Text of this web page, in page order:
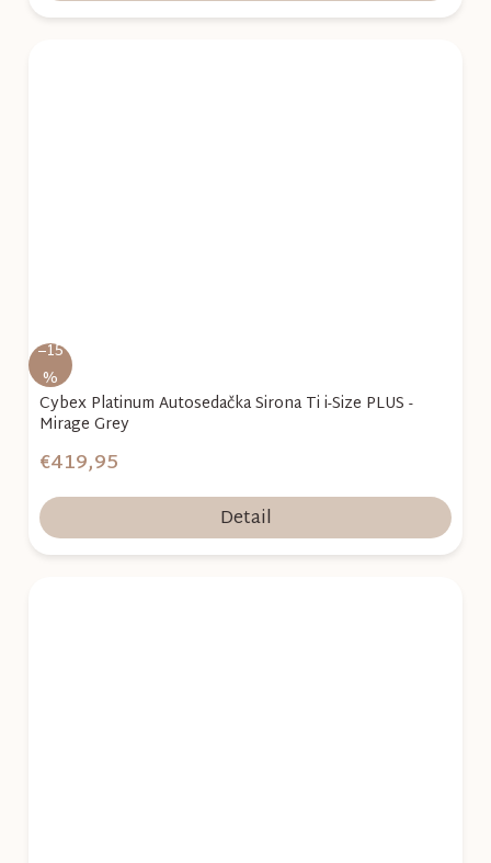
–15
%
Cybex Platinum Autosedačka Sirona Ti i-Size PLUS -
Mirage Grey
€419,95
Detail